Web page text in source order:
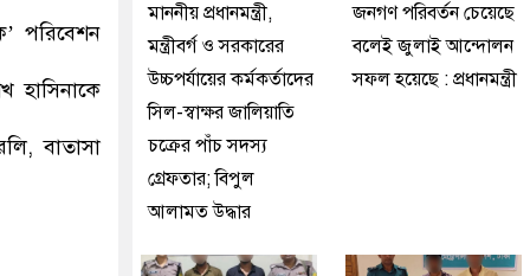
পরিবেশন
হাসিনাকে
বাতাসা
মাননীয় প্রধানমন্ত্রী,
মন্ত্রীবর্গ ও সরকারের
উচ্চপর্যায়ের কর্মকর্তাদের
সিল-স্বাক্ষর জালিয়াতি
চক্রের পাঁচ সদস্য
গ্রেফতার; বিপুল
আলামত উদ্ধার
জনগণ পরিবর্তন চেয়েছে
বলেই জুলাই আন্দোলন
সফল হয়েছে : প্রধানমন্ত্রী